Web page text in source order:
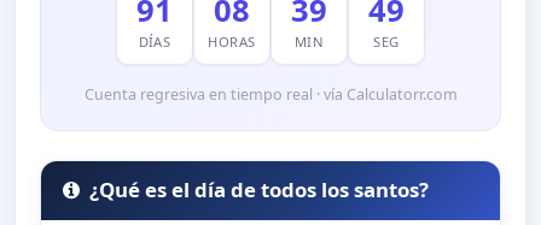
91
DÍAS
08
HORAS
39
MIN
47
SEG
Cuenta regresiva en tiempo real · vía Calculatorr.com
¿Qué es el día de todos los santos?